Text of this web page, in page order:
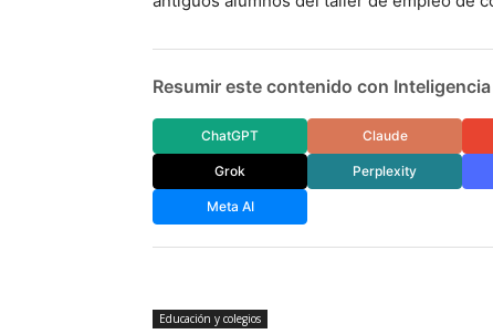
Resumir este contenido con
ChatGPT Claude
Grok Perplexity
Meta AI
Educación y colegios